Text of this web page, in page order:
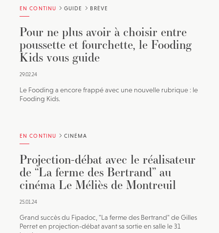
EN CONTINU GUIDE BRÈVE
Pour ne plus avoir à choisir entre
poussette et fourchette, le Fooding
Kids vous guide
29.02.24
Le Fooding a encore frappé avec une nouvelle rubrique : le
Fooding Kids.
EN CONTINU CINÉMA
Projection-débat avec le réalisateur
de “La ferme des Bertrand” au
cinéma Le Méliès de Montreuil
25.01.24
Grand succès du Fipadoc, "La ferme des Bertrand" de Gilles
Perret en projection-débat avant sa sortie en salle le 31